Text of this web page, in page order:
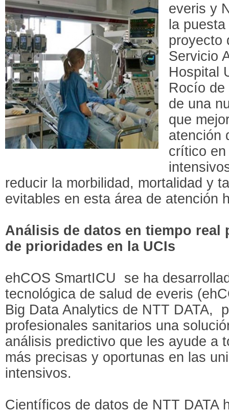
everis y
la
proyecto
Servicio
Hospital
Rocío de
de una
que
atención
crítico
reducir la morbilidad, mortalidad y
evitables en esta área de
Análisis de datos en tiempo real
de prioridades en la UCIs
ehCOS SmartICU se ha
tecnológica de salud de everis
Big Data Analytics de NTT DATA,
profesionales sanitarios una
análisis predictivo que les ayude a
más precisas y oportunas en las
intensivos.
Científicos de datos de NTT DATA